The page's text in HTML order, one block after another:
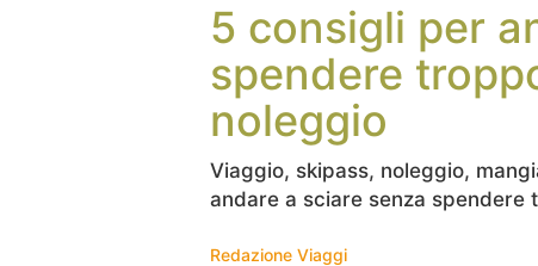
5 consigli per
spendere
noleggio
Viaggio, skipass, noleggio,
andare a sciare senza spendere
Redazione Viaggi